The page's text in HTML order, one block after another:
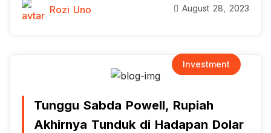
Rozi Uno August 28, 2023
Investment
Tunggu Sabda Powell, Rupiah
Akhirnya Tunduk di Hadapan Dolar